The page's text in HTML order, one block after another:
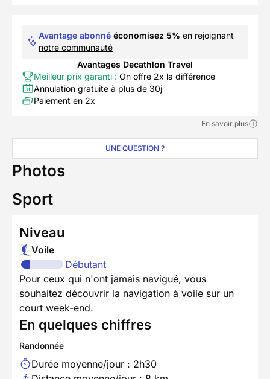
Avantage abonné économisez 5% en rejoignant
notre communauté
Avantages Decathlon Travel
Meilleur prix garanti : On offre 2x la différence
Annulation gratuite à plus de 30j
Paiement en 2x
En savoir plus
UNE QUESTION ?
Photos
Sport
Niveau
Voile
Débutant
Pour ceux qui n'ont jamais navigué, vous
souhaitez découvrir la navigation à voile sur un
court week-end.
En quelques chiffres
Randonnée
Durée moyenne/jour : 2h30